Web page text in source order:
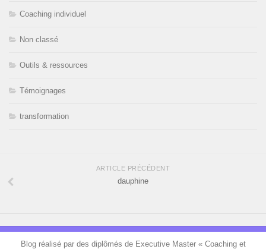
Coaching individuel
Non classé
Outils & ressources
Témoignages
transformation
ARTICLE PRÉCÉDENT
dauphine
Blog réalisé par des diplômés de Executive Master « Coaching et